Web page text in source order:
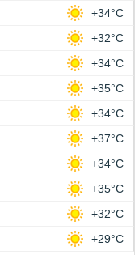
+34°C
+32°C
+34°C
+35°C
+34°C
+37°C
+34°C
+35°C
+32°C
+29°C